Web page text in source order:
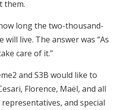
them.
long the two-thousand-
live. The answer was ‘’As
care of it.’’
and S3B would like to
Florence, Maël, and all
and special